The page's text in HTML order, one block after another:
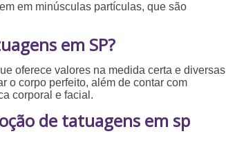
em minúsculas partículas, que são
em SP?
oferece valores na medida certa e diversas
o corpo perfeito, além de contar com
corporal e facial.
de tatuagens em sp